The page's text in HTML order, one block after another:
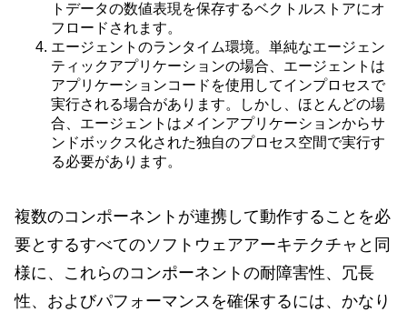
トデータの数値表現を保存するベクトルストアにオ
フロードされます。
エージェントのランタイム環境。単純なエージェン
ティックアプリケーションの場合、エージェントは
アプリケーションコードを使用してインプロセスで
実行される場合があります。しかし、ほとんどの場
合、エージェントはメインアプリケーションからサ
ンドボックス化された独自のプロセス空間で実行す
る必要があります。
複数のコンポーネントが連携して動作することを必
要とするすべてのソフトウェアアーキテクチャと同
様に、これらのコンポーネントの耐障害性、冗長
性、およびパフォーマンスを確保するには、かなり